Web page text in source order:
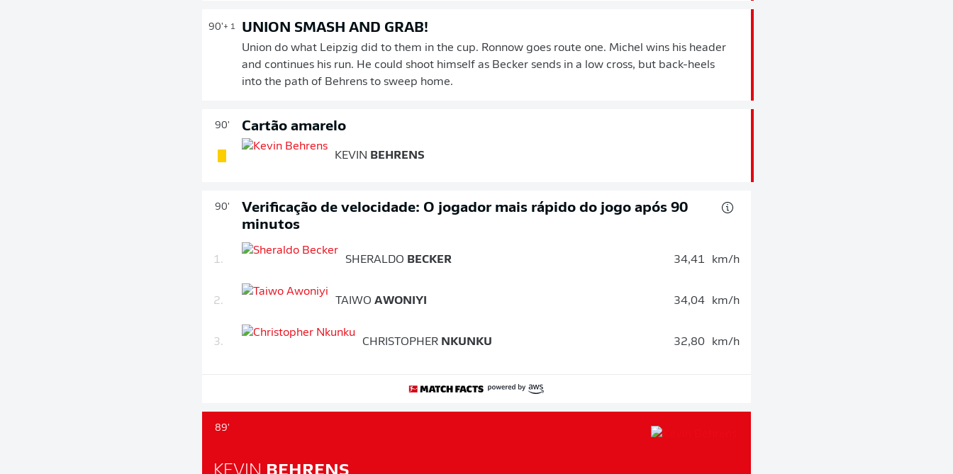
90'+ 1 UNION SMASH AND GRAB!
Union do what Leipzig did to them in the cup. Ronnow goes route one. Michel wins his header
and continues his run. He could shoot himself as Becker sends in a low cross, but back-heels
into the path of Behrens to sweep home.
90' Cartão amarelo
KEVIN BEHRENS
90'
Verificação de velocidade: O jogador mais rápido do jogo após 90
minutos
1. SHERALDO BECKER 34,41 km/h
2. TAIWO AWONIYI 34,04 km/h
3. CHRISTOPHER NKUNKU 32,80 km/h
89'